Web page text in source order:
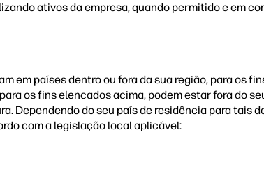
ativos da empresa, quando permitido e em
em países dentro ou fora da sua região, para os
os fins elencados acima, podem estar fora do
Dependendo do seu país de residência para tais
com a legislação local aplicável: